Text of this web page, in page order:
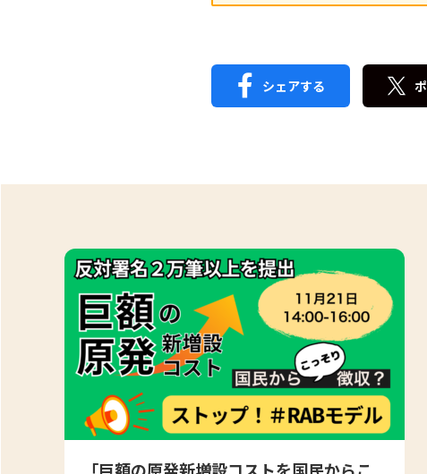
シェアする
「巨額の原発新増設コストを国民からこ